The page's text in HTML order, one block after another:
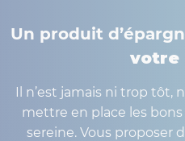
Un produit
votre
Il n’est jamais ni trop tôt,
mettre en place les
sereine. Vous proposer